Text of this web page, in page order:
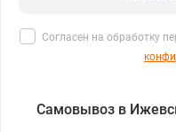
Согласен на обработку
Самовывоз в